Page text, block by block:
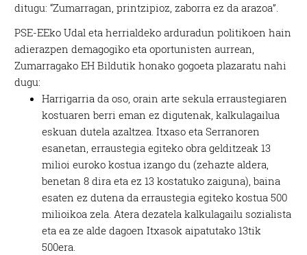
ditugu: “Zumarragan, printzipioz, zaborra ez da arazoa”.
PSE-EEko Udal eta herrialdeko arduradun politikoen hain
adierazpen demagogiko eta oportunisten aurrean,
Zumarragako EH Bildutik honako gogoeta plazaratu nahi
dugu:
Harrigarria da oso, orain arte sekula erraustegiaren
kostuaren berri eman ez digutenak, kalkulagailua
eskuan dutela azaltzea. Itxaso eta Serranoren
esanetan, erraustegia egiteko obra gelditzeak 13
milioi euroko kostua izango du (zehazte aldera,
benetan 8 dira eta ez 13 kostatuko zaiguna), baina
esaten ez dutena da erraustegia egiteko kostua 500
milioikoa zela. Atera dezatela kalkulagailu sozialista
eta ea ze alde dagoen Itxasok aipatutako 13tik
500era.